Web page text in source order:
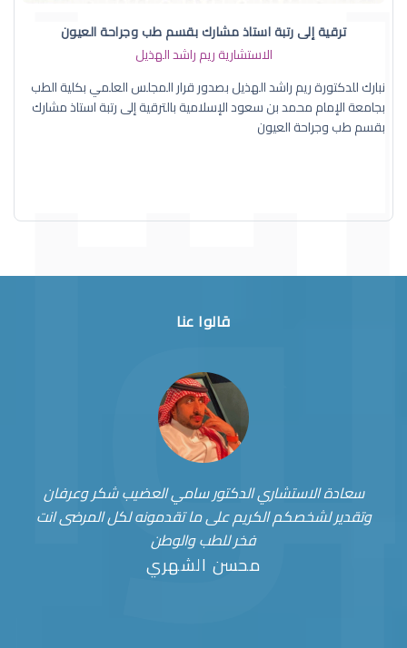
ترقية إلى رتبة استاذ مشارك بقسم طب وجراحة العيون
الاستشارية ريم راشد الهذيل
نبارك للدكتورة ريم راشد الهذيل بصدور قرار المجلس العلمي بكلية الطب
بجامعة الإمام محمد بن سعود الإسلامية بالترقية إلى رتبة استاذ مشارك
بقسم طب وجراحة العيون
قالوا عنا
سعادة الاستشاري الدكتور سامي العضيب شكر وعرفان
وتقدير لشخصكم الكريم على ما تقدمونه لكل المرضى انت
فخر للطب والوطن
محسن الشهري